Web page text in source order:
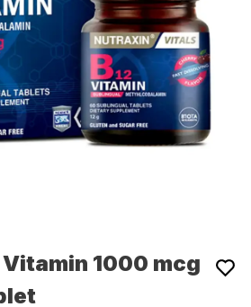
Vitamin 1000 mcg